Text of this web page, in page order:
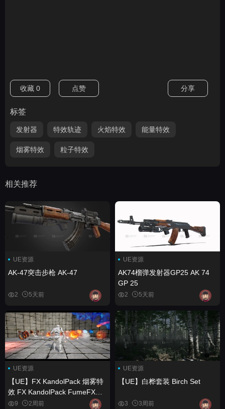
收藏 0 点赞 分享
标签
发射器 特效轨迹 火焰特效 能量特效
烟雾特效 粒子特效
相关推荐
UE资源
AK-47突击步枪 AK-47
2 5天前
UE资源
AK74榴弹发射器GP25 AK 74
GP 25
2 5天前
UE资源
【UE】FX KandolPack 烟雾特
效 FX KandolPack FumeFX
Effects
9 2周前
UE资源
【UE】白桦套装 Birch Set
3 3周前